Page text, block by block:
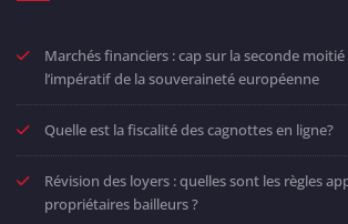
Marchés financiers : cap sur la seconde moitié
l’impératif de la souveraineté européenne
Quelle est la fiscalité des cagnottes en ligne?
Révision des loyers : quelles sont les règles
propriétaires bailleurs ?